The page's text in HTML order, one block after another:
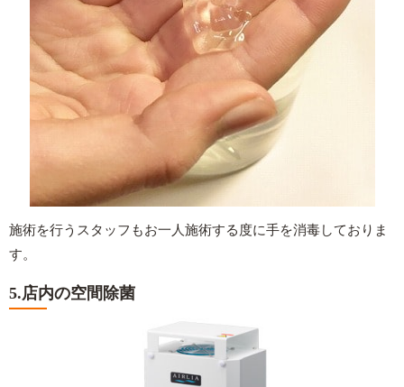
施術を行うスタッフもお一人施術する度に手を消毒しておりま
す。
5.店内の空間除菌